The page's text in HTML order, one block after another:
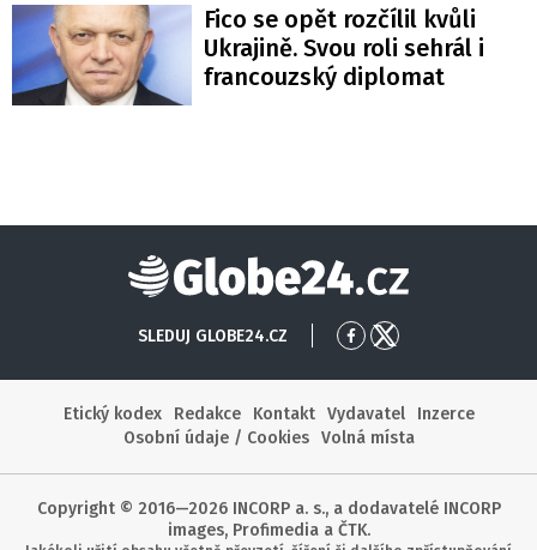
Fico se opět rozčílil kvůli
Ukrajině. Svou roli sehrál i
francouzský diplomat
Globe24
SLEDUJ GLOBE24.CZ
Přejít
Facebook
Přejít
X
Etický kodex
Redakce Kontakt Vydavatel
Inzerce
Osobní údaje / Cookies
Volná místa
Copyright © 2016—2026 INCORP a. s., a dodavatelé INCORP
images, Profimedia a ČTK.